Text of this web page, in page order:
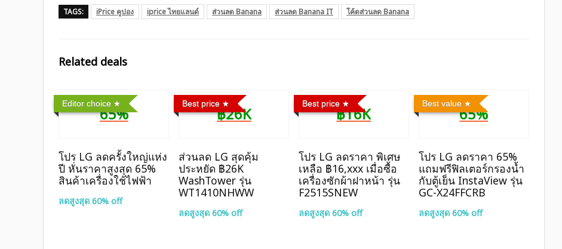
TAGS: iPrice คูปอง iprice ไทยแลนด์ ส่วนลด Banana ส่วนลด Banana IT โค้ดส่วนลด Banana
Related deals
Editor choice
65%
โปร LG ลดครั้งใหญ่แห่ง
ปี หั่นราคาสูงสุด 65%
สินค้าเครื่องใช้ไฟฟ้า
ลดสูงสุด 60% off
Best price
฿26K
ส่วนลด LG สุดคุ้ม
ประหยัด ฿26K
WashTower รุ่น
WT1410NHWW
ลดสูงสุด 60% off
Best price
฿16K
โปร LG ลดราคา พิเศษ
เหลือ ฿16,xxx เมื่อซื้อ
เครื่องซักผ้าฝาหน้า รุ่น
F2515SNEW
ลดสูงสุด 60% off
Best value
65%
โปร LG ลดราคา 65%
แถมฟรีฟิลเตอร์กรองน้ำ
กับตู้เย็น InstaView รุ่น
GC-X24FFCRB
ลดสูงสุด 60% off